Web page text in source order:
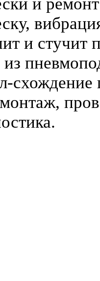
и стучит
из